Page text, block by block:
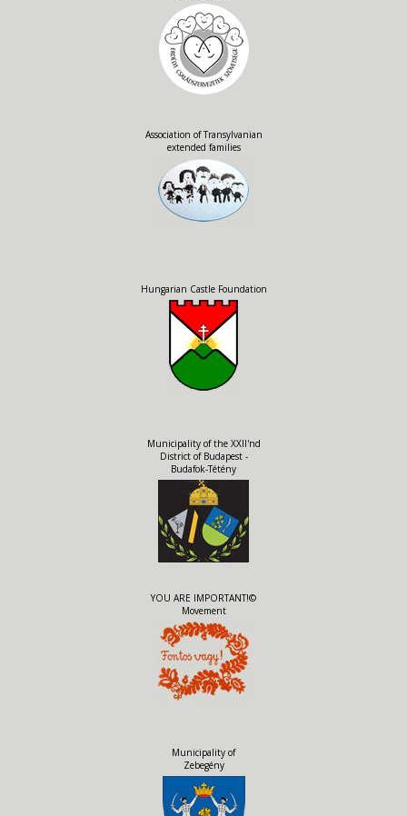
Association of Transylvanian
extended families
Hungarian Castle Foundation
Municipality of the XXII'nd
District of Budapest -
Budafok-Tétény
YOU ARE IMPORTANT!©
Movement
Municipality of
Zebegény